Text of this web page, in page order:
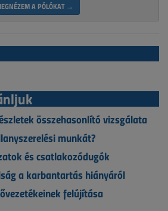
A PÓLÓKAT →
összehasonlító vizsgálata
munkát?
és csatlakozódugók
a karbantartás hiányáról
felújítása